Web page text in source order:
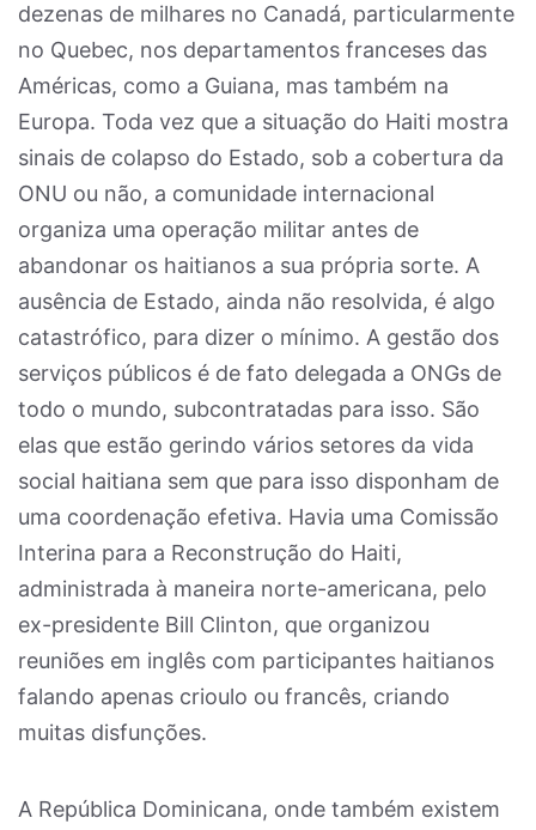
dezenas de milhares no Canadá, particularmente
no Quebec, nos departamentos franceses das
Américas, como a Guiana, mas também na
Europa. Toda vez que a situação do Haiti mostra
sinais de colapso do Estado, sob a cobertura da
ONU ou não, a comunidade internacional
organiza uma operação militar antes de
abandonar os haitianos a sua própria sorte. A
ausência de Estado, ainda não resolvida, é algo
catastrófico, para dizer o mínimo. A gestão dos
serviços públicos é de fato delegada a ONGs de
todo o mundo, subcontratadas para isso. São
elas que estão gerindo vários setores da vida
social haitiana sem que para isso disponham de
uma coordenação efetiva. Havia uma Comissão
Interina para a Reconstrução do Haiti,
administrada à maneira norte-americana, pelo
ex-presidente Bill Clinton, que organizou
reuniões em inglês com participantes haitianos
falando apenas crioulo ou francês, criando
muitas disfunções.
A República Dominicana, onde também existem